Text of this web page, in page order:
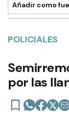
Añadir como
POLICIALES
por las